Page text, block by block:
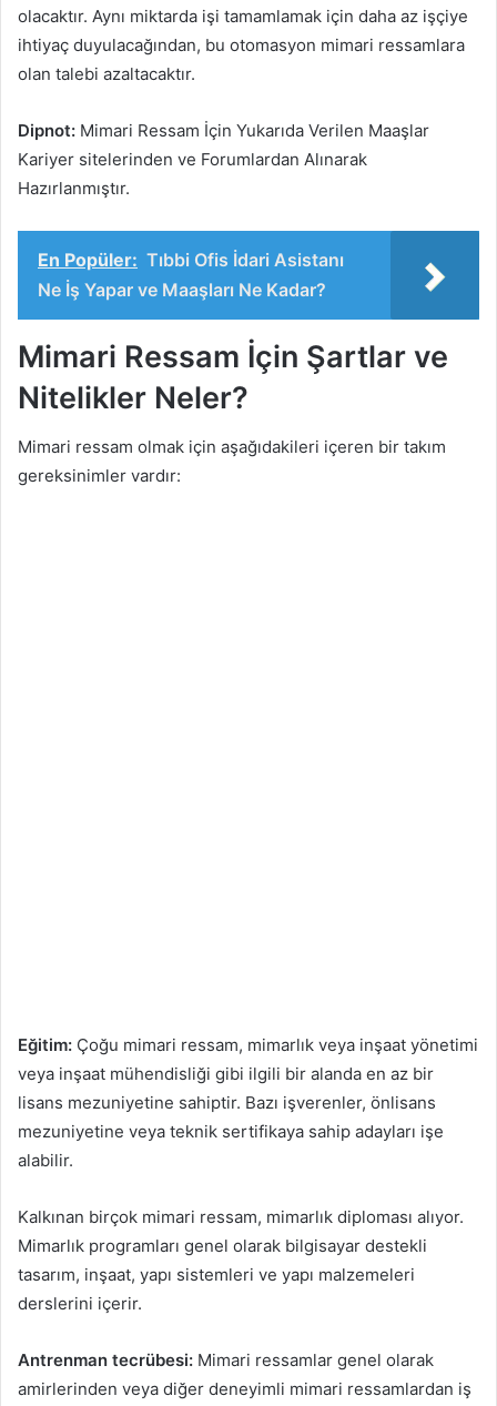
olacaktır. Aynı miktarda işi tamamlamak için daha az işçiye
ihtiyaç duyulacağından, bu otomasyon mimari ressamlara
olan talebi azaltacaktır.
Dipnot: Mimari Ressam İçin Yukarıda Verilen Maaşlar
Kariyer sitelerinden ve Forumlardan Alınarak
Hazırlanmıştır.
En Popüler: Tıbbi Ofis İdari Asistanı
Ne İş Yapar ve Maaşları Ne Kadar?
Mimari Ressam İçin Şartlar ve
Nitelikler Neler?
Mimari ressam olmak için aşağıdakileri içeren bir takım
gereksinimler vardır:
Eğitim: Çoğu mimari ressam, mimarlık veya inşaat yönetimi
veya inşaat mühendisliği gibi ilgili bir alanda en az bir
lisans mezuniyetine sahiptir. Bazı işverenler, önlisans
mezuniyetine veya teknik sertifikaya sahip adayları işe
alabilir.
Kalkınan birçok mimari ressam, mimarlık diploması alıyor.
Mimarlık programları genel olarak bilgisayar destekli
tasarım, inşaat, yapı sistemleri ve yapı malzemeleri
derslerini içerir.
Antrenman tecrübesi: Mimari ressamlar genel olarak
amirlerinden veya diğer deneyimli mimari ressamlardan iş